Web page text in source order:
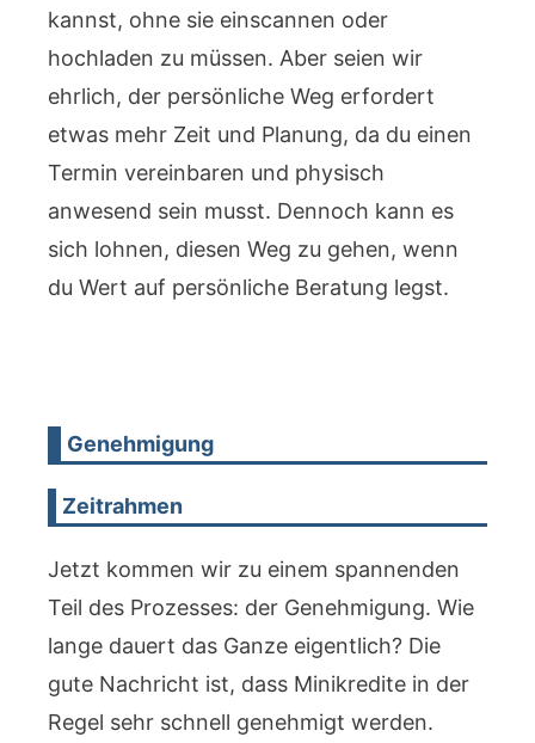
kannst, ohne sie einscannen oder
hochladen zu müssen. Aber seien wir
ehrlich, der persönliche Weg erfordert
etwas mehr Zeit und Planung, da du einen
Termin vereinbaren und physisch
anwesend sein musst. Dennoch kann es
sich lohnen, diesen Weg zu gehen, wenn
du Wert auf persönliche Beratung legst.
Genehmigung
Zeitrahmen
Jetzt kommen wir zu einem spannenden
Teil des Prozesses: der Genehmigung. Wie
lange dauert das Ganze eigentlich? Die
gute Nachricht ist, dass Minikredite in der
Regel sehr schnell genehmigt werden.